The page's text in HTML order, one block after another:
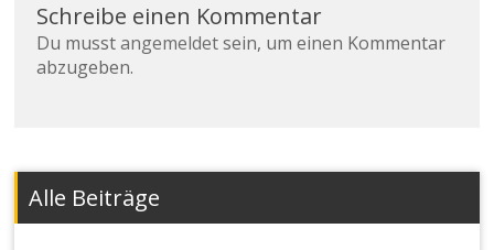
Schreibe einen Kommentar
Du musstangemeldetsein, um einen Kommentar
abzugeben.
Alle Beiträge